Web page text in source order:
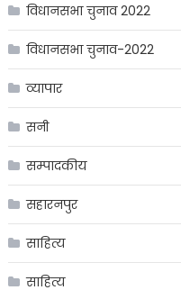
विधानसभा चुनाव 2022
विधानसभा चुनाव-2022
व्यापार
सनी
सम्पादकीय
सहारनपुर
साहित्य
साहित्य